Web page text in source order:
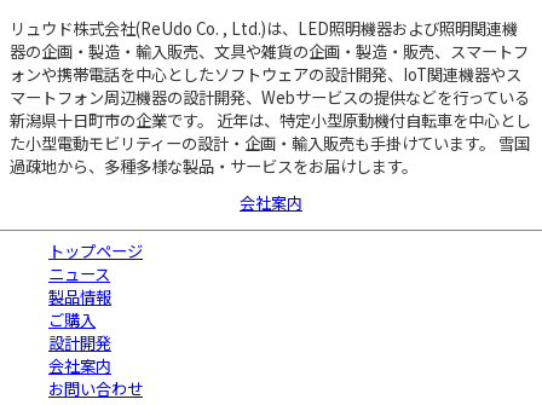
リュウド株式会社(ReUdo Co. , Ltd.)は、LED照明機器および照明関連機
器の企画・製造・輸入販売、文具や雑貨の企画・製造・販売、スマートフ
ォンや携帯電話を中心としたソフトウェアの設計開発、IoT関連機器やス
マートフォン周辺機器の設計開発、Webサービスの提供などを行っている
新潟県十日町市の企業です。 近年は、特定小型原動機付自転車を中心とし
た小型電動モビリティーの設計・企画・輸入販売も手掛けています。 雪国
過疎地から、多種多様な製品・サービスをお届けします。
会社案内
トップページ
ニュース
製品情報
ご購入
設計開発
会社案内
お問い合わせ